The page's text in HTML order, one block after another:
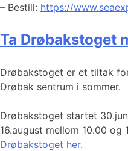
– Bestill: https://
Ta Drøbakstoget
Drøbakstoget er et tiltak
Drøbak sentrum i sommer.
Drøbakstoget startet
16.august mellom 10.00 og
Drøbakstoget her.